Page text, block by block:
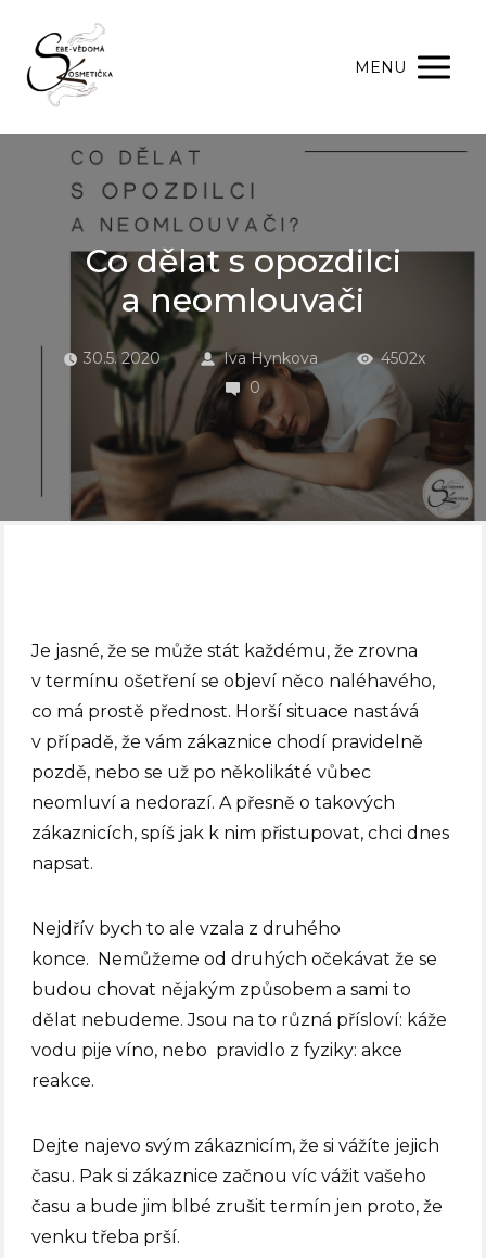
MENU
Co dělat s opozdilci
a neomlouvači
30.5. 2020 Iva Hynkova
4502x
0
Je jasné, že se může stát každému, že zrovna
v termínu ošetření se objeví něco naléhavého,
co má prostě přednost. Horší situace nastává
v případě, že vám zákaznice chodí pravidelně
pozdě, nebo se už po několikáté vůbec
neomluví a nedorazí. A přesně o takových
zákaznicích, spíš jak k nim přistupovat, chci dnes
napsat.
Nejdřív bych to ale vzala z druhého
konce. Nemůžeme od druhých očekávat že se
budou chovat nějakým způsobem a sami to
dělat nebudeme. Jsou na to různá přísloví: káže
vodu pije víno, nebo pravidlo z fyziky: akce
reakce.
Dejte najevo svým zákaznicím, že si vážíte jejich
času. Pak si zákaznice začnou víc vážit vašeho
času a bude jim blbé zrušit termín jen proto, že
venku třeba prší.